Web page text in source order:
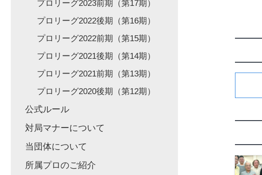
プロリーグ2023前期（第17期）
プロリーグ2022後期（第16期）
プロリーグ2022前期（第15期）
プロリーグ2021後期（第14期）
プロリーグ2021前期（第13期）
プロリーグ2020後期（第12期）
公式ルール
対局マナーについて
当団体について
所属プロのご紹介